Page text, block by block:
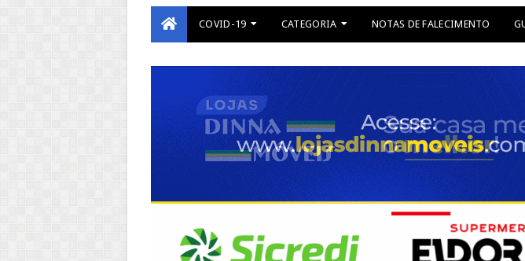
COVID-19 CATEGORIA NOTAS DE FALECIMENTO